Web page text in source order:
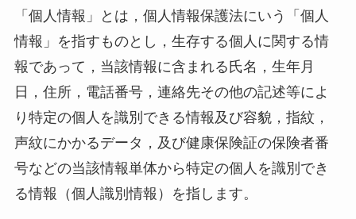
「個人情報」とは，個人情報保護法にいう「個人
情報」を指すものとし，生存する個人に関する情
報であって，当該情報に含まれる氏名，生年月
日，住所，電話番号，連絡先その他の記述等によ
り特定の個人を識別できる情報及び容貌，指紋，
声紋にかかるデータ，及び健康保険証の保険者番
号などの当該情報単体から特定の個人を識別でき
る情報（個人識別情報）を指します。